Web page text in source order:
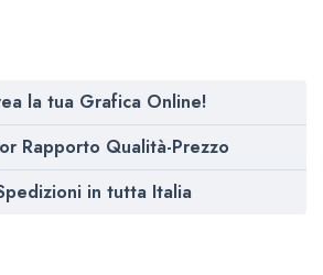
la tua Grafica Online!
Rapporto Qualità-Prezzo
in tutta Italia